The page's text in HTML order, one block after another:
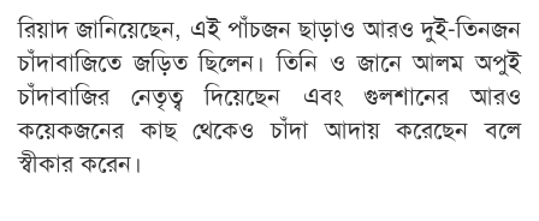
রিয়াদ জানিয়েছেন, এই পাঁচজন ছাড়াও আরও দুই-তিনজন
চাঁদাবাজিতে জড়িত ছিলেন। তিনি ও জানে আলম অপুই
চাঁদাবাজির নেতৃত্ব দিয়েছেন এবং গুলশানের আরও
কয়েকজনের কাছ থেকেও চাঁদা আদায় করেছেন বলে
স্বীকার করেন।